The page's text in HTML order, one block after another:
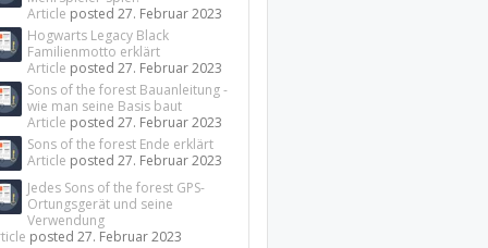
Article posted27. Februar 2023
Hogwarts Legacy Black
Familienmotto erklärt
Article posted27. Februar 2023
Sons of the forest Bauanleitung -
wie man seine Basis baut
Article posted27. Februar 2023
Sons of the forest Ende erklärt
Article posted27. Februar 2023
Jedes Sons of the forest GPS-
Ortungsgerät und seine
Verwendung
posted27. Februar 2023